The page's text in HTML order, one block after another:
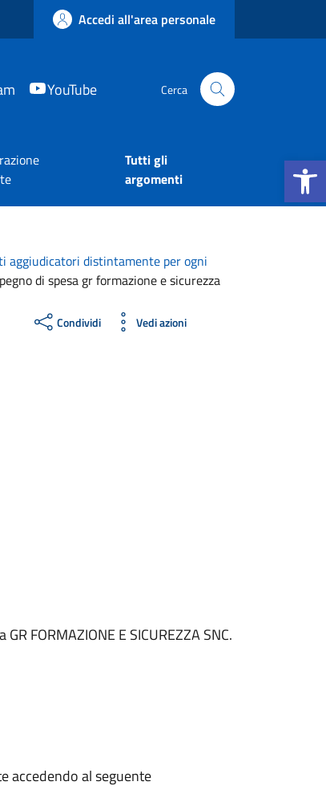
Apri la
Accedi all'area personale
YouTube Cerca
Tutti gli
argomenti
aggiudicatori distintamente per ogni
di spesa gr formazione e sicurezza
Condividi Vedi azioni
FORMAZIONE E SICUREZZA SNC.
accedendo al seguente